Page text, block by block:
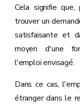
Cela signifie
trouver un
satisfaisante et
moyen d'une
l'emploi envisagé.
Dans ce cas,
étranger dans le